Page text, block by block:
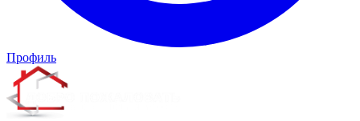
Профиль